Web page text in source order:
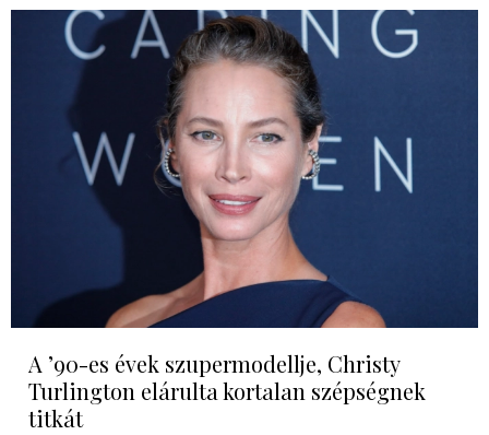
A ’90-es évek szupermodellje, Christy
Turlington elárulta kortalan szépségnek
titkát